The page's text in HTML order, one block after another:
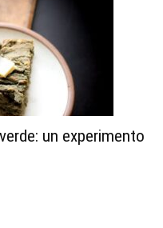
un experimento